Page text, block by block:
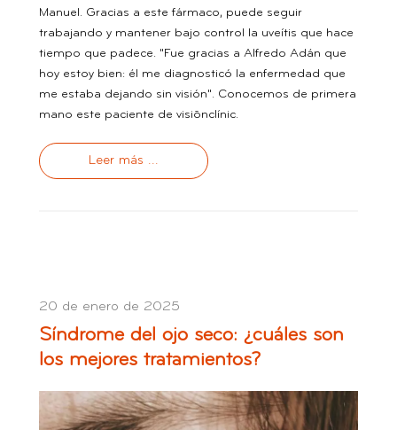
Manuel. Gracias a este fármaco, puede seguir
trabajando y mantener bajo control la uveítis que hace
tiempo que padece. "Fue gracias a Alfredo Adán que
hoy estoy bien: él me diagnosticó la enfermedad que
me estaba dejando sin visión". Conocemos de primera
mano este paciente de visiõnclínic.
Leer más ...
20 de enero de 2025
Síndrome del ojo seco: ¿cuáles son
los mejores tratamientos?